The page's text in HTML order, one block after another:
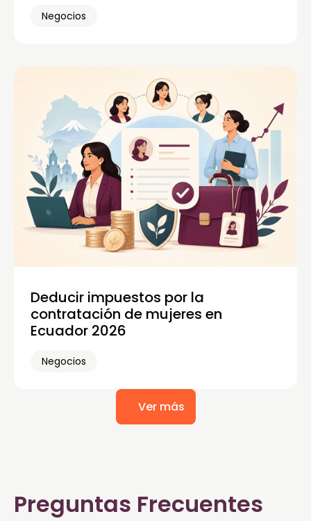
Negocios
Deducir impuestos por la
contratación de mujeres en
Ecuador 2026
Negocios
Ver más
Preguntas Frecuentes